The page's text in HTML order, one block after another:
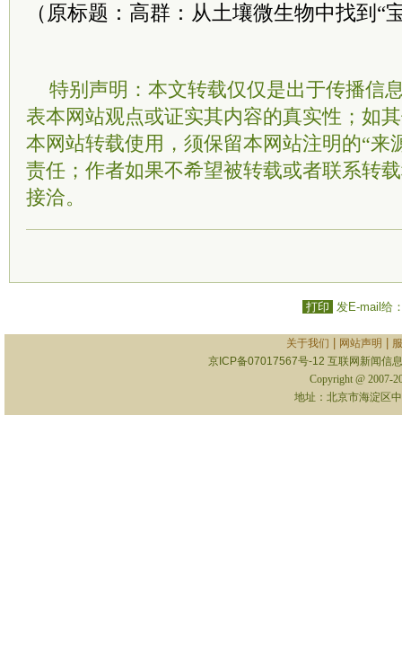
（原标题：高群：从土壤微生物中找到“
特别声明：本文转载仅仅是出于传播信
表本网站观点或证实其内容的真实性；如
本网站转载使用，须保留本网站注明的“来
责任；作者如果不希望被转载或者联系转
接洽。
打印 发E-mail给
关于我们 网站声明
京ICP备07017567号-12 互联网新闻信
Copyright @ 2007-
地址：北京市海淀区